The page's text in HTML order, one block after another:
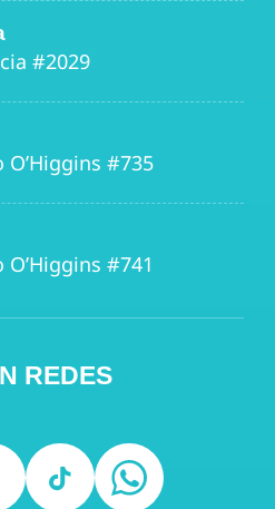
#2029
O’Higgins #735
#741
REDES